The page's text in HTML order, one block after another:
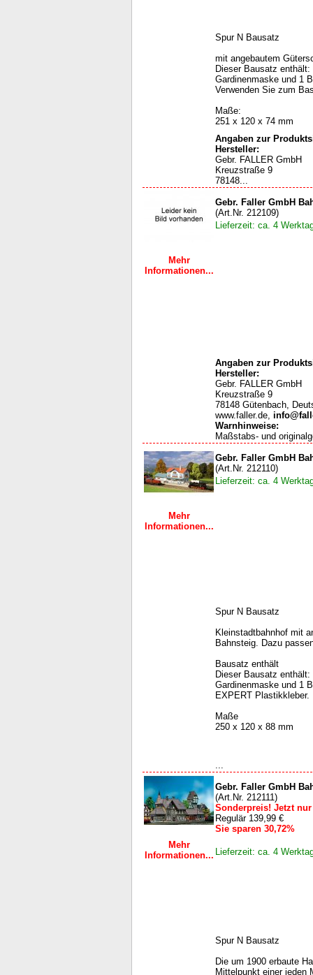
Spur N Bausatz
mit angebautem
Dieser Bausatz
Gardinenmaske und 1
Verwenden Sie zum
Maße:
251 x 120 x 74 mm
Angaben zur
Hersteller:
Gebr. FALLER GmbH
Kreuzstraße 9
78148...
Mehr
Informationen...
Gebr. Faller GmbH
(Art.Nr. 212109)
Lieferzeit: ca. 4
Angaben zur
Hersteller:
Gebr. FALLER GmbH
Kreuzstraße 9
78148 Gütenbach,
www.faller.de,
Warnhinweise:
Maßstabs- und
Mehr
Informationen...
Gebr. Faller GmbH
(Art.Nr. 212110)
Lieferzeit: ca. 4
Spur N Bausatz
Kleinstadtbahnhof mit
Bahnsteig. Dazu
Bausatz enthält
Dieser Bausatz
Gardinenmaske und 1
EXPERT Plastikkleber.
Maße
250 x 120 x 88 mm
...
Mehr
Informationen...
Gebr. Faller GmbH
(Art.Nr. 212111)
Sonderpreis! Jetzt nur
Regulär 139,99 €
Sie sparen 30,72%
Lieferzeit: ca. 4
Spur N Bausatz
Die um 1900 erbaute
Mittelpunkt einer jeden